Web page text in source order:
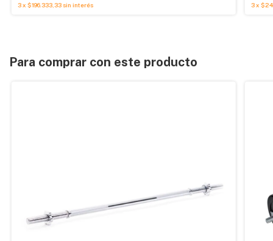
3x $196.333,33sin interés 3 x
Para comprar con este producto